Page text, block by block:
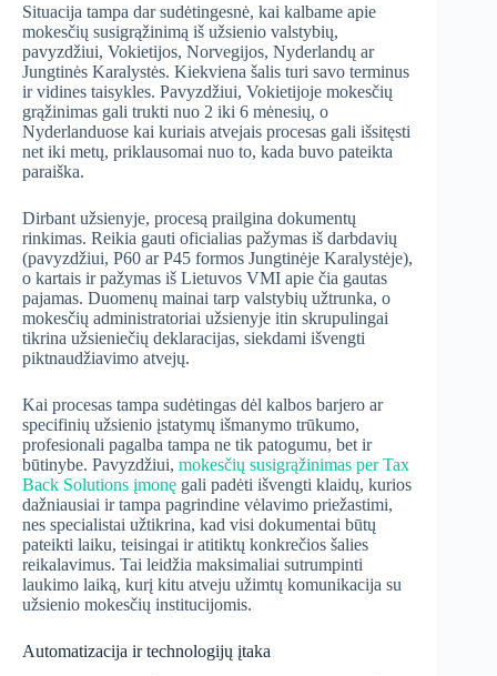
Situacija tampa dar sudėtingesnė, kai kalbame apie
mokesčių susigrąžinimą iš užsienio valstybių,
pavyzdžiui, Vokietijos, Norvegijos, Nyderlandų ar
Jungtinės Karalystės. Kiekviena šalis turi savo terminus
ir vidines taisykles. Pavyzdžiui, Vokietijoje mokesčių
grąžinimas gali trukti nuo 2 iki 6 mėnesių, o
Nyderlanduose kai kuriais atvejais procesas gali išsitęsti
net iki metų, priklausomai nuo to, kada buvo pateikta
paraiška.
Dirbant užsienyje, procesą prailgina dokumentų
rinkimas. Reikia gauti oficialias pažymas iš darbdavių
(pavyzdžiui, P60 ar P45 formos Jungtinėje Karalystėje),
o kartais ir pažymas iš Lietuvos VMI apie čia gautas
pajamas. Duomenų mainai tarp valstybių užtrunka, o
mokesčių administratoriai užsienyje itin skrupulingai
tikrina užsieniečių deklaracijas, siekdami išvengti
piktnaudžiavimo atvejų.
Kai procesas tampa sudėtingas dėl kalbos barjero ar
specifinių užsienio įstatymų išmanymo trūkumo,
profesionali pagalba tampa ne tik patogumu, bet ir
būtinybe. Pavyzdžiui, mokesčių susigrąžinimas per Tax
Back Solutions įmonę gali padėti išvengti klaidų, kurios
dažniausiai ir tampa pagrindine vėlavimo priežastimi,
nes specialistai užtikrina, kad visi dokumentai būtų
pateikti laiku, teisingai ir atitiktų konkrečios šalies
reikalavimus. Tai leidžia maksimaliai sutrumpinti
laukimo laiką, kurį kitu atveju užimtų komunikacija su
užsienio mokesčių institucijomis.
Automatizacija ir technologijų įtaka